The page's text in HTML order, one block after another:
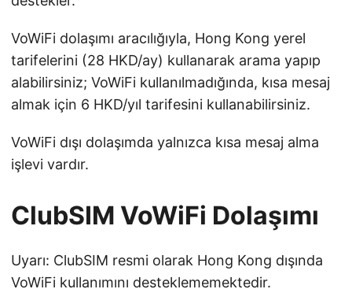
VoWiFi dolaşımı aracılığıyla, Hong Kong yerel
tarifelerini (28 HKD/ay) kullanarak arama yapıp
alabilirsiniz; VoWiFi kullanılmadığında, kısa mesaj
almak için 6 HKD/yıl tarifesini kullanabilirsiniz.
VoWiFi dışı dolaşımda yalnızca kısa mesaj alma
işlevi vardır.
ClubSIM VoWiFi Dolaşımı
Uyarı: ClubSIM resmi olarak Hong Kong dışında
VoWiFi kullanımını desteklememektedir.